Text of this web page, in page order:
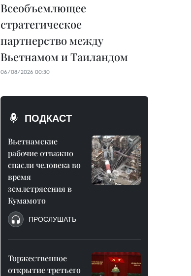
Всеобъемлющее
стратегическое
партнерство между
Вьетнамом и Таиландом
06/08/2026 00:30
ПОДКАСТ
Вьетнамские
рабочие отважно
спасли человека во
время
землетрясения в
Кумамото
ПРОСЛУШАТЬ
Торжественное
открытие третьего